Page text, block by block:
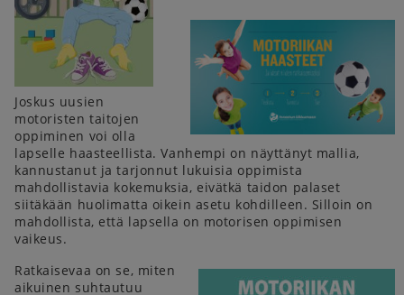
Joskus uusien
motoristen taitojen
oppiminen voi olla
lapselle haasteellista. Vanhempi on näyttänyt mallia,
kannustanut ja tarjonnut lukuisia oppimista
mahdollistavia kokemuksia, eivätkä taidon palaset
siitäkään huolimatta oikein asetu kohdilleen. Silloin on
mahdollista, että lapsella on motorisen oppimisen
vaikeus.
Ratkaisevaa on se, miten
aikuinen suhtautuu